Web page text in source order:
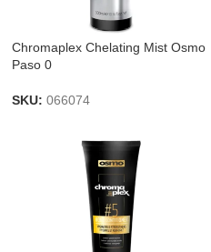
Chromaplex Chelating Mist Osmo
Paso 0
SKU: 066074